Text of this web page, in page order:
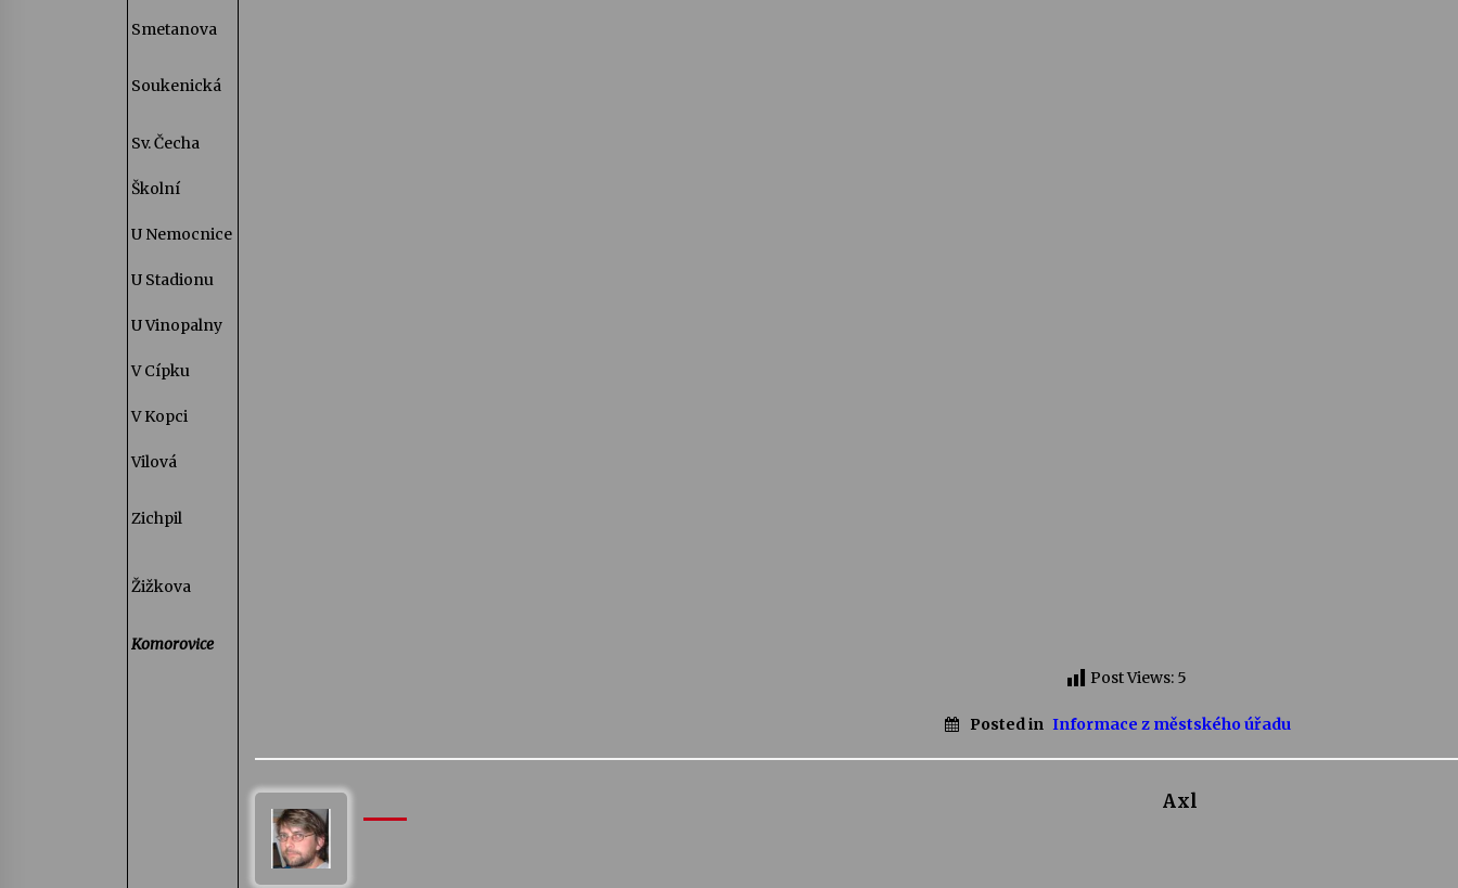
Smetanova
Soukenická
Sv. Čecha
Školní
U Nemocnice
U Stadionu
U Vinopalny
V Cípku
V Kopci
Vilová
Zichpil
Žižkova
Komorovice
Post Views: 5
Posted in Informace z městského úřadu
Axl